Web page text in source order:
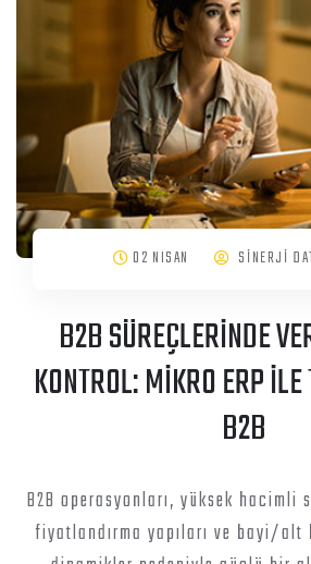
02 NISAN SİNERJİ
B2B SÜREÇLERİNDE
KONTROL: MİKRO ERP
B2B
B2B operasyonları, yüksek hacimli
fiyatlandırma yapıları ve bayi/